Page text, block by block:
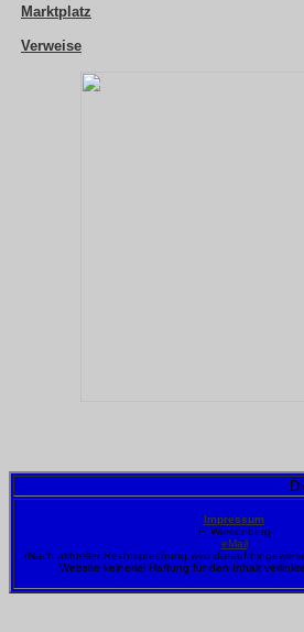
Marktplatz
Verweise
Impressum
F. Wiesenberg
eMail
(Nach aktueller Rechtsprechung wird darauf
Website keinerlei Haftung für den Inhalt